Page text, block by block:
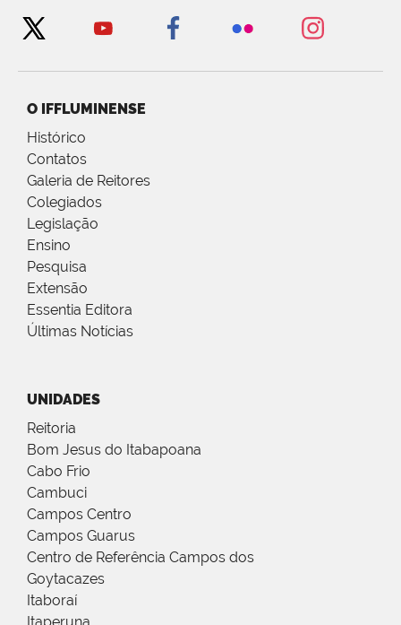
O IFFLUMINENSE
Histórico
Contatos
Galeria de Reitores
Colegiados
Legislação
Ensino
Pesquisa
Extensão
Essentia Editora
Últimas Notícias
UNIDADES
Reitoria
Bom Jesus do Itabapoana
Cabo Frio
Cambuci
Campos Centro
Campos Guarus
Centro de Referência Campos dos
Goytacazes
Itaboraí